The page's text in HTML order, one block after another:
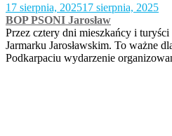
17 sierpnia, 202517 sierpnia, 2025
BOP PSONI Jarosław
Przez cztery dni mieszkańcy i turyści
Jarmarku Jarosławskim. To ważne
Podkarpaciu wydarzenie